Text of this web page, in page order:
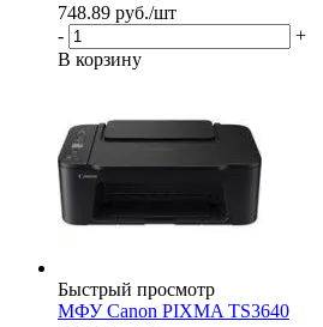
748.89 руб./шт
-
+
В корзину
Быстрый просмотр
МФУ Canon PIXMA TS3640